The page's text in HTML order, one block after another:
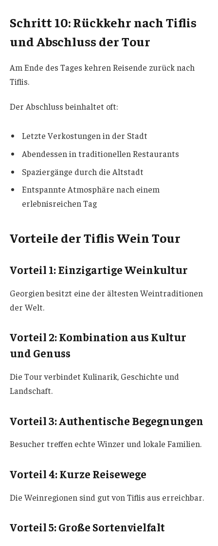
Schritt 10: Rückkehr nach Tiflis
und Abschluss der Tour
Am Ende des Tages kehren Reisende zurück nach
Tiflis.
Der Abschluss beinhaltet oft:
Letzte Verkostungen in der Stadt
Abendessen in traditionellen Restaurants
Spaziergänge durch die Altstadt
Entspannte Atmosphäre nach einem
erlebnisreichen Tag
Vorteile der Tiflis Wein Tour
Vorteil 1: Einzigartige Weinkultur
Georgien besitzt eine der ältesten Weintraditionen
der Welt.
Vorteil 2: Kombination aus Kultur
und Genuss
Die Tour verbindet Kulinarik, Geschichte und
Landschaft.
Vorteil 3: Authentische Begegnungen
Besucher treffen echte Winzer und lokale Familien.
Vorteil 4: Kurze Reisewege
Die Weinregionen sind gut von Tiflis aus erreichbar.
Vorteil 5: Große Sortenvielfalt